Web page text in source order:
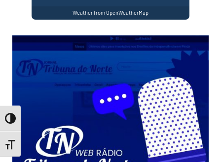
Toggle High Contrast
Toggle Font size
Weather from OpenWeatherMap